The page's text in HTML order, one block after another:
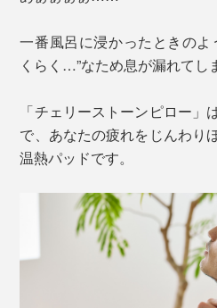
一番風呂に浸かったときの
くらく…”なため息が漏れてし
「チェリーストーンピロー」
で、あなたの疲れをじんわり
温熱パッドです。